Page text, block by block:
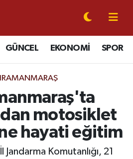
GÜNCEL EKONOMİ SPOR
motosiklet
hayati eğitim
Jandarma Komutanlığı, 21
Nöbetçi Eczaneler
Hava Durumu
Yoğunluk Haritası
ve Fikstür